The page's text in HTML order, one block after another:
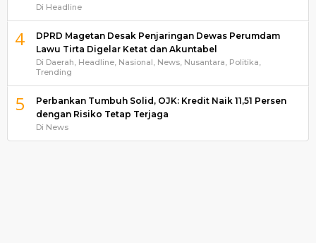
Di Headline
4
DPRD Magetan Desak Penjaringan Dewas Perumdam
Lawu Tirta Digelar Ketat dan Akuntabel
Di Daerah, Headline, Nasional, News, Nusantara, Politika,
Trending
5
Perbankan Tumbuh Solid, OJK: Kredit Naik 11,51 Persen
dengan Risiko Tetap Terjaga
Di News